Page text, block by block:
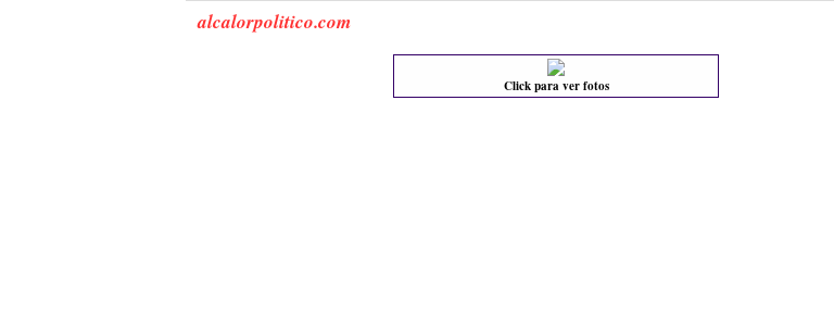
alcalorpolitico.com
Click para ver fotos